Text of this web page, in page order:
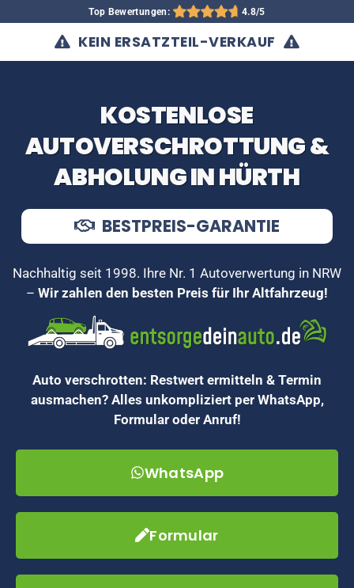
Top Bewertungen: 4.8/5
KEIN ERSATZTEIL-VERKAUF
KOSTENLOSE
AUTOVERSCHROTTUNG &
ABHOLUNG IN HÜRTH
BESTPREIS-GARANTIE
Nachhaltig seit 1998. Ihre Nr. 1 Autoverwertung in NRW
– Wir zahlen den besten Preis für Ihr Altfahrzeug!
Auto verschrotten: Restwert ermitteln & Termin
ausmachen? Alles unkompliziert per WhatsApp,
Formular oder Anruf!
WhatsApp
Formular